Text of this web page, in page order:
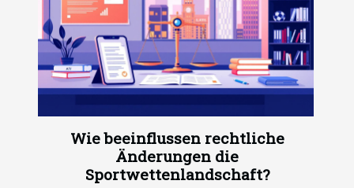
Wie beeinflussen rechtliche
Änderungen die
Sportwettenlandschaft?